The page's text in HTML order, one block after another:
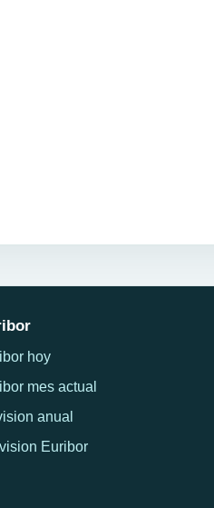
hoy
mes actual
anual
Euribor